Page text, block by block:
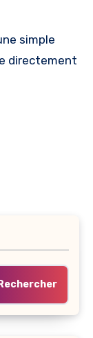
directement
Rechercher